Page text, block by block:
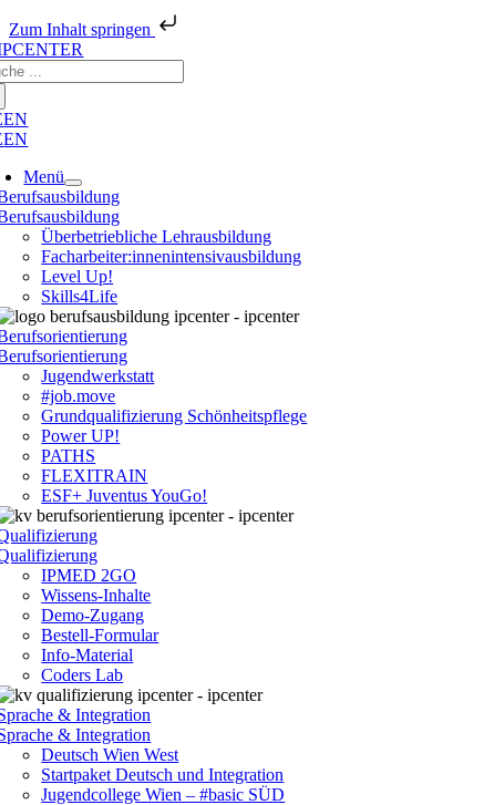
Zum Inhalt springen
Zum
Inhalt
springen
EN
EN
Menü
Überbetriebliche Lehrausbildung
Facharbeiter:innenintensivausbildung
Level Up!
Skills4Life
Jugendwerkstatt
#job.move
Grundqualifizierung Schönheitspflege
Power UP!
PATHS
FLEXITRAIN
ESF+ Juventus YouGo!
IPMED 2GO
Wissens-Inhalte
Demo-Zugang
Bestell-Formular
Info-Material
Coders Lab
& Integration
& Integration
Deutsch Wien West
Startpaket Deutsch und Integration
Jugendcollege Wien – #basic SÜD